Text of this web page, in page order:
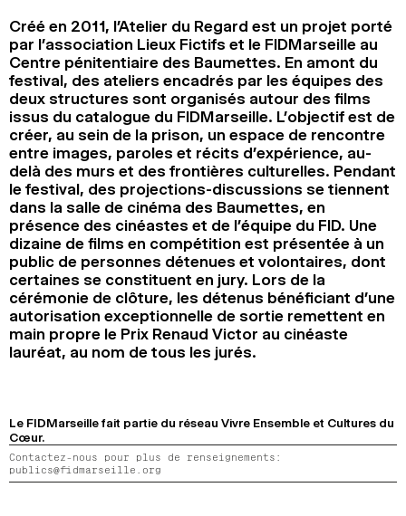
Créé en 2011, l’Atelier du Regard est un projet porté
par l’association Lieux Fictifs et le FIDMarseille au
Centre pénitentiaire des Baumettes. En amont du
festival, des ateliers encadrés par les équipes des
deux structures sont organisés autour des films
issus du catalogue du FIDMarseille. L’objectif est de
créer, au sein de la prison, un espace de rencontre
entre images, paroles et récits d’expérience, au-
delà des murs et des frontières culturelles. Pendant
le festival, des projections-discussions se tiennent
dans la salle de cinéma des Baumettes, en
présence des cinéastes et de l’équipe du FID. Une
dizaine de films en compétition est présentée à un
public de personnes détenues et volontaires, dont
certaines se constituent en jury. Lors de la
cérémonie de clôture, les détenus bénéficiant d’une
autorisation exceptionnelle de sortie remettent en
main propre le Prix Renaud Victor au cinéaste
lauréat, au nom de tous les jurés.
Le FIDMarseille fait partie du réseau Vivre Ensemble et Cultures du
Cœur.
Contactez-nous pour plus de renseignements:
publics@fidmarseille.org